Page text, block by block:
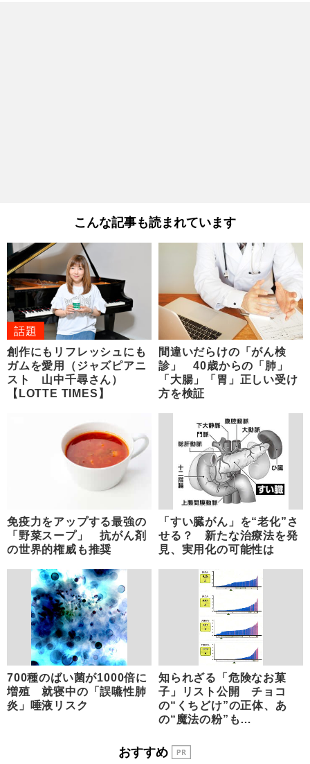
こんな記事も読まれています
話題
創作にもリフレッシュにも
ガムを愛用（ジャズピアニ
スト 山中千尋さん）
【LOTTE TIMES】
間違いだらけの「がん検
診」 40歳からの「肺」
「大腸」「胃」正しい受け
方を検証
免疫力をアップする最強の
「野菜スープ」 抗がん剤
の世界的権威も推奨
「すい臓がん」を“老化”さ
せる？ 新たな治療法を発
見、実用化の可能性は
700種のばい菌が1000倍に
増殖 就寝中の「誤嚥性肺
炎」唾液リスク
知られざる「危険なお菓
子」リスト公開 チョコ
の“くちどけ”の正体、あ
の“魔法の粉”も…
おすすめ